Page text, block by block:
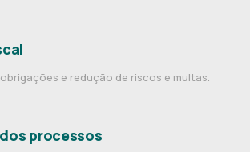
e redução de riscos e multas.
processos